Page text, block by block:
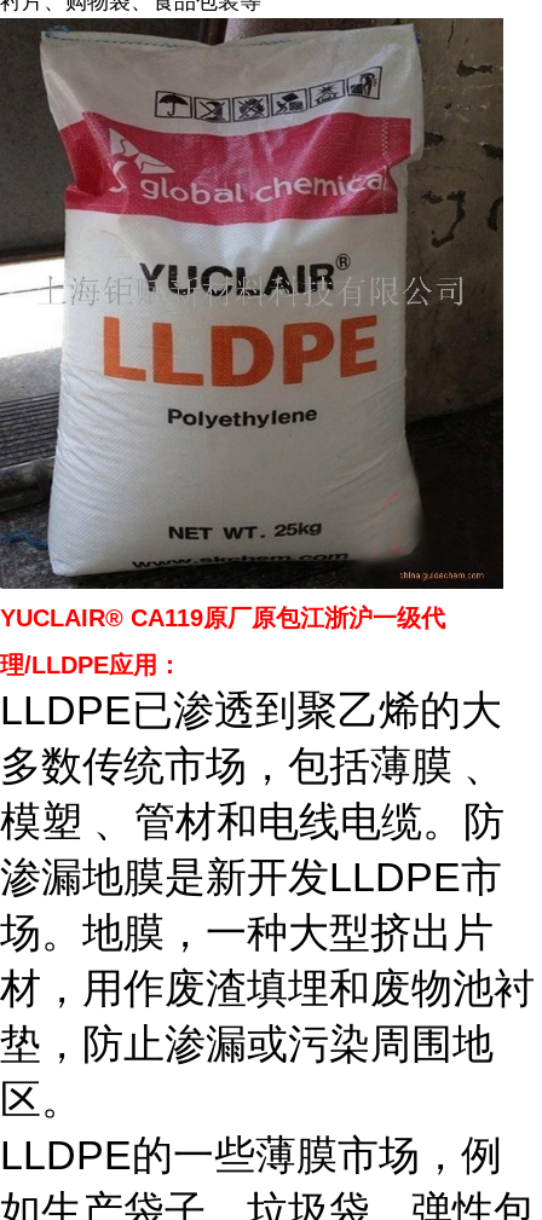
YUCLAIR® CA119原厂原包江浙沪一级代
理/LLDPE应用：
LLDPE已渗透到聚乙烯的大
多数传统市场，包括薄膜 、
模塑 、管材和电线电缆。防
渗漏地膜是新开发LLDPE市
场。地膜，一种大型挤出片
材，用作废渣填埋和废物池衬
垫，防止渗漏或污染周围地
区。
LLDPE的一些薄膜市场，例
如生产袋子、垃圾袋、弹性包